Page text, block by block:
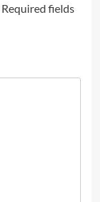
Required fields